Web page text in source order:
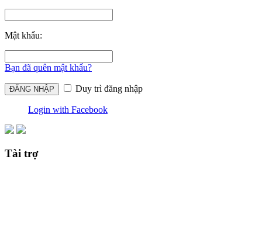
Mật khẩu:
Bạn đã quên mật khẩu?
Duy trì đăng nhập
Login with Facebook
Tài trợ